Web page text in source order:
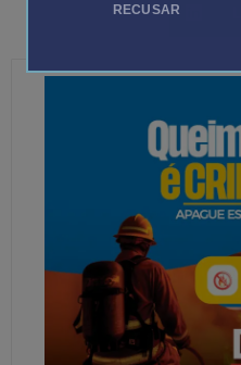
RECUSAR